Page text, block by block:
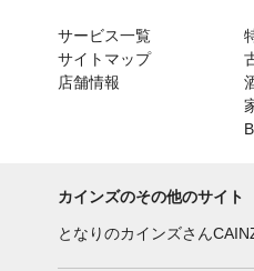
サービス一覧
サイトマップ
店舗情報
カインズのその他のサイト
となりのカインズさん